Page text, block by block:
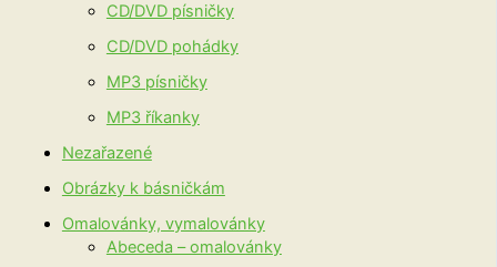
CD/DVD písničky
CD/DVD pohádky
MP3 písničky
MP3 říkanky
Nezařazené
Obrázky k básničkám
Omalovánky, vymalovánky
Abeceda – omalovánky